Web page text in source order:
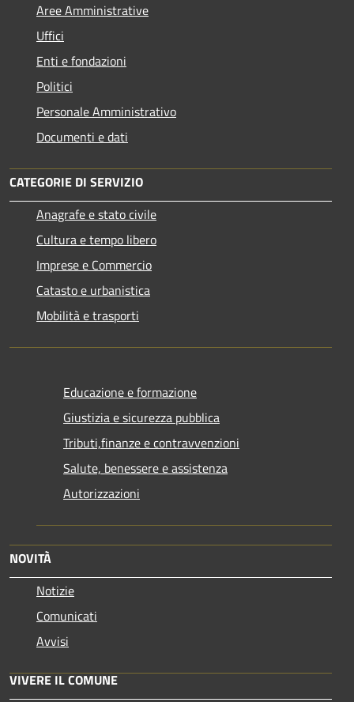
Aree Amministrative
Uffici
Enti e fondazioni
Politici
Personale Amministrativo
Documenti e dati
CATEGORIE DI SERVIZIO
Anagrafe e stato civile
Cultura e tempo libero
Imprese e Commercio
Catasto e urbanistica
Mobilità e trasporti
Educazione e formazione
Giustizia e sicurezza pubblica
Tributi,finanze e contravvenzioni
Salute, benessere e assistenza
Autorizzazioni
NOVITÀ
Notizie
Comunicati
Avvisi
VIVERE IL COMUNE